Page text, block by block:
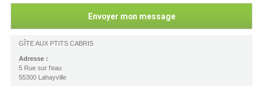
GÎTE AUX PTITS CABRIS
Adresse :
5 Rue sur l'eau
55300 Lahayville